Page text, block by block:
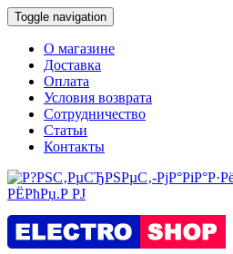
Toggle navigation
О магазине
Доставка
Оплата
Условия возврата
Сотрудничество
Статьи
Контакты